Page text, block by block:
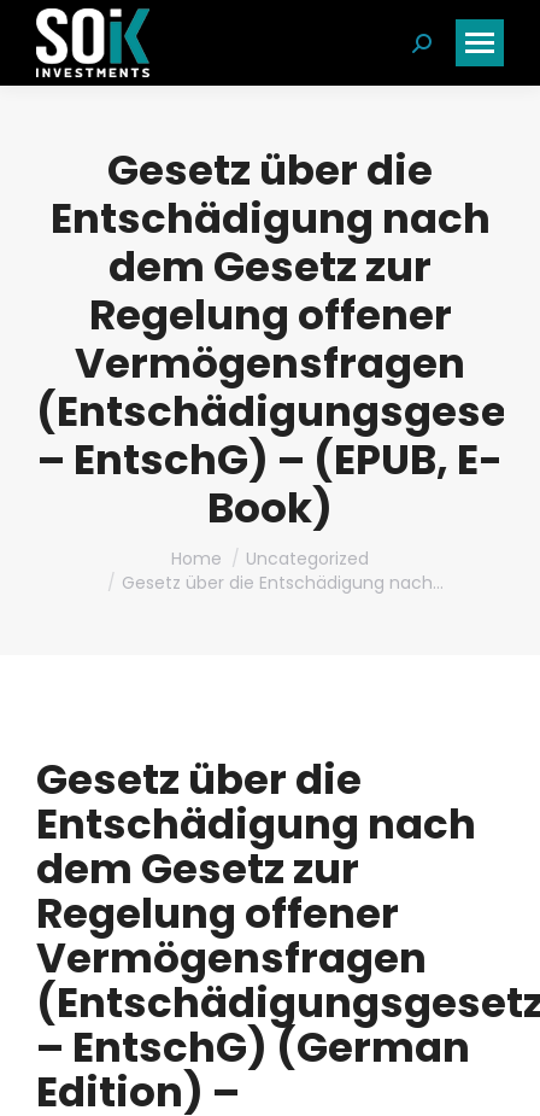
Search:
Gesetz über die
Entschädigung nach
dem Gesetz zur
Regelung offener
Vermögensfragen
– EntschG) – (EPUB, E-
Book)
Home
Uncategorized
Gesetz über die Entschädigung nach…
Gesetz über die
Entschädigung nach
dem Gesetz zur
Regelung offener
Vermögensfragen
– EntschG) (German
Edition) –